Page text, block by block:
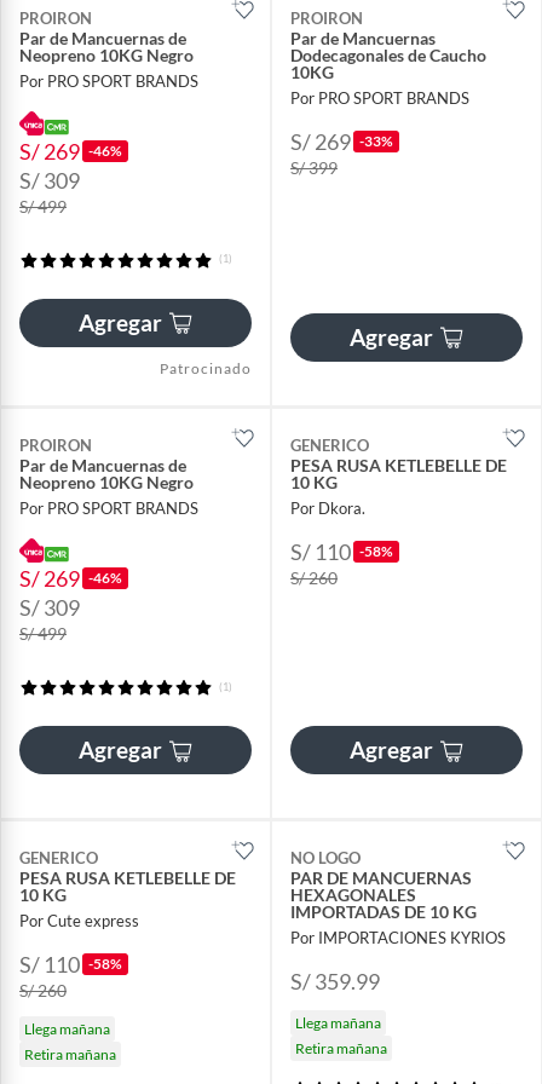
PROIRON
Par de Mancuernas de
Neopreno 10KG Negro
Por PRO SPORT BRANDS
S/ 269 -46%
S/ 309
S/ 499
(1)
Agregar
Patrocinado
PROIRON
Par de Mancuernas
Dodecagonales de Caucho
10KG
Por PRO SPORT BRANDS
S/ 269 -33%
S/ 399
Agregar
PROIRON
Par de Mancuernas de
Neopreno 10KG Negro
Por PRO SPORT BRANDS
S/ 269 -46%
S/ 309
S/ 499
(1)
Agregar
GENERICO
PESA RUSA KETLEBELLE DE
10 KG
Por Dkora.
S/ 110 -58%
S/ 260
Agregar
GENERICO
PESA RUSA KETLEBELLE DE
10 KG
Por Cute express
S/ 110 -58%
S/ 260
Llega mañana
Retira mañana
NO LOGO
PAR DE MANCUERNAS
HEXAGONALES
IMPORTADAS DE 10 KG
Por IMPORTACIONES KYRIOS
S/ 359.99
Llega mañana
Retira mañana